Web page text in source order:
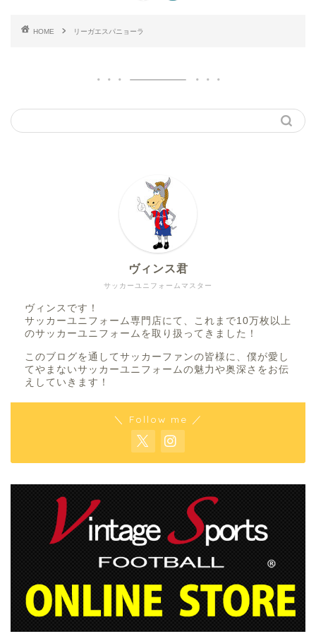
HOME リーガエスパニョーラ
サッカーユニフォームマスター
ヴィンス君
ヴィンスです！
サッカーユニフォーム専門店にて、これまで10万枚以上
のサッカーユニフォームを取り扱ってきました！
このブログを通してサッカーファンの皆様に、僕が愛し
てやまないサッカーユニフォームの魅力や奥深さをお伝
えしていきます！
＼ Follow me ／